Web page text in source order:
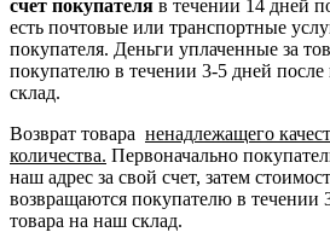
счет покупателя в течении 14 дней
есть почтовые или транспортные
покупателя. Деньги уплаченные за
покупателю в течении 3-5 дней после
склад.
Возврат товара ненадлежащего
количества. Первоначально
наш адрес за свой счет, затем
возвращаются покупателю в течении
товара на наш склад.